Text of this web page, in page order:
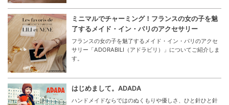
ミニマルでチャーミング！フランスの女の子を魅
了するメイド・イン・パリのアクセサリー
フランスの女の子を魅了するメイド・イン・パリのアクセ
サリー「ADORABILI（アドラビリ）」についてご紹介しま
す。
はじめまして。ADADA
ハンドメイドならではのぬくもりや優しさ、ひと針ひと針